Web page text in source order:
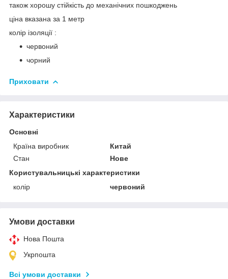
також хорошу стійкість до механічних пошкоджень
ціна вказана за 1 метр
колір ізоляції :
червоний
чорний
Приховати
Характеристики
Основні
Країна виробник
Китай
Стан
Нове
Користувальницькі характеристики
колір
червоний
Умови доставки
Нова Пошта
Укрпошта
Всі умови доставки